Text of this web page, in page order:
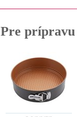
Pre